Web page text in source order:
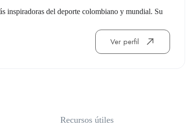
inspiradoras del deporte colombiano y mundial. Su
Ver perfil
Recursos útiles